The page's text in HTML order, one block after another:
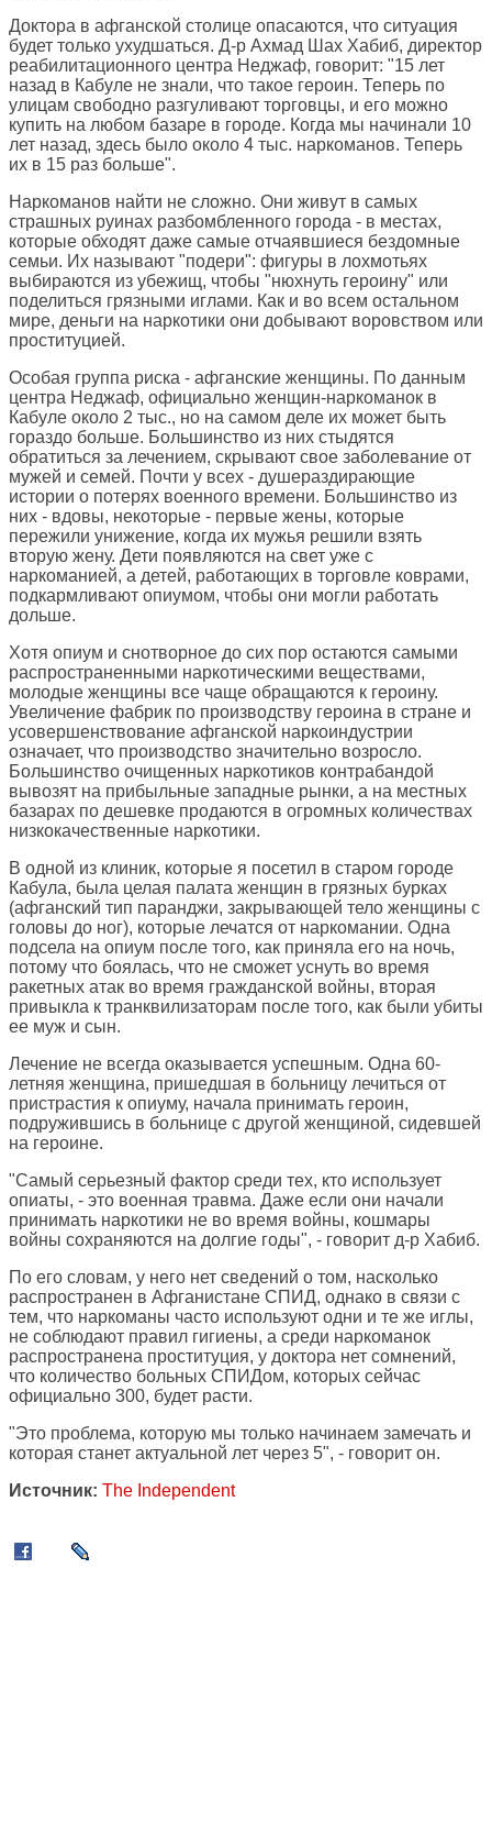
Доктора в афганской столице опасаются, что ситуация
будет только ухудшаться. Д-р Ахмад Шах Хабиб, директор
реабилитационного центра Неджаф, говорит: "15 лет
назад в Кабуле не знали, что такое героин. Теперь по
улицам свободно разгуливают торговцы, и его можно
купить на любом базаре в городе. Когда мы начинали 10
лет назад, здесь было около 4 тыс. наркоманов. Теперь
их в 15 раз больше".
Наркоманов найти не сложно. Они живут в самых
страшных руинах разбомбленного города - в местах,
которые обходят даже самые отчаявшиеся бездомные
семьи. Их называют "подери": фигуры в лохмотьях
выбираются из убежищ, чтобы "нюхнуть героину" или
поделиться грязными иглами. Как и во всем остальном
мире, деньги на наркотики они добывают воровством или
проституцией.
Особая группа риска - афганские женщины. По данным
центра Неджаф, официально женщин-наркоманок в
Кабуле около 2 тыс., но на самом деле их может быть
гораздо больше. Большинство из них стыдятся
обратиться за лечением, скрывают свое заболевание от
мужей и семей. Почти у всех - душераздирающие
истории о потерях военного времени. Большинство из
них - вдовы, некоторые - первые жены, которые
пережили унижение, когда их мужья решили взять
вторую жену. Дети появляются на свет уже с
наркоманией, а детей, работающих в торговле коврами,
подкармливают опиумом, чтобы они могли работать
дольше.
Хотя опиум и снотворное до сих пор остаются самыми
распространенными наркотическими веществами,
молодые женщины все чаще обращаются к героину.
Увеличение фабрик по производству героина в стране и
усовершенствование афганской наркоиндустрии
означает, что производство значительно возросло.
Большинство очищенных наркотиков контрабандой
вывозят на прибыльные западные рынки, а на местных
базарах по дешевке продаются в огромных количествах
низкокачественные наркотики.
В одной из клиник, которые я посетил в старом городе
Кабула, была целая палата женщин в грязных бурках
(афганский тип паранджи, закрывающей тело женщины с
головы до ног), которые лечатся от наркомании. Одна
подсела на опиум после того, как приняла его на ночь,
потому что боялась, что не сможет уснуть во время
ракетных атак во время гражданской войны, вторая
привыкла к транквилизаторам после того, как были убиты
ее муж и сын.
Лечение не всегда оказывается успешным. Одна 60-
летняя женщина, пришедшая в больницу лечиться от
пристрастия к опиуму, начала принимать героин,
подружившись в больнице с другой женщиной, сидевшей
на героине.
"Самый серьезный фактор среди тех, кто использует
опиаты, - это военная травма. Даже если они начали
принимать наркотики не во время войны, кошмары
войны сохраняются на долгие годы", - говорит д-р Хабиб.
По его словам, у него нет сведений о том, насколько
распространен в Афганистане СПИД, однако в связи с
тем, что наркоманы часто используют одни и те же иглы,
не соблюдают правил гигиены, а среди наркоманок
распространена проституция, у доктора нет сомнений,
что количество больных СПИДом, которых сейчас
официально 300, будет расти.
"Это проблема, которую мы только начинаем замечать и
которая станет актуальной лет через 5", - говорит он.
Источник: The Independent